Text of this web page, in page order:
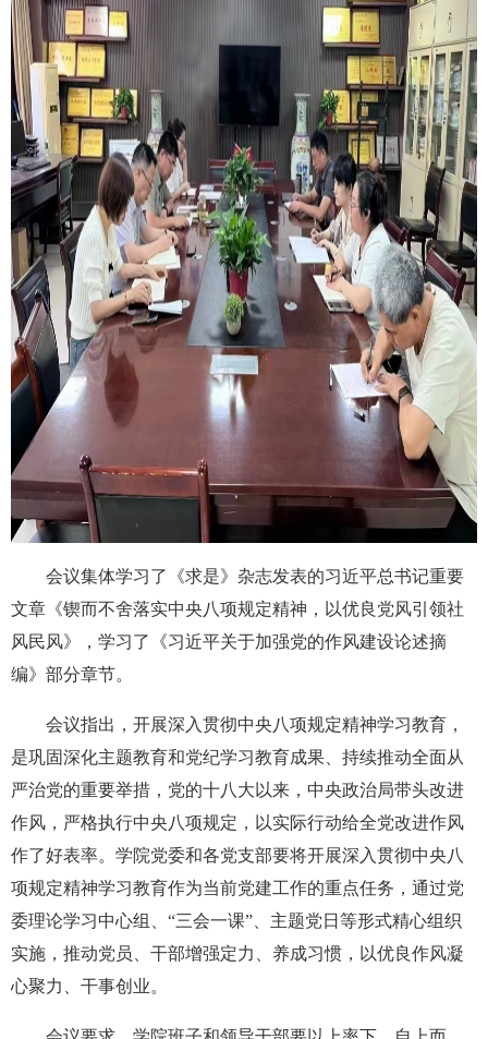
会议集体学习了《求是》杂志发表的习近平总书记重要
文章《锲而不舍落实中央八项规定精神，以优良党风引领社
风民风》，学习了《习近平关于加强党的作风建设论述摘
编》部分章节。
会议指出，开展深入贯彻中央八项规定精神学习教育，
是巩固深化主题教育和党纪学习教育成果、持续推动全面从
严治党的重要举措，党的十八大以来，中央政治局带头改进
作风，严格执行中央八项规定，以实际行动给全党改进作风
作了好表率。学院党委和各党支部要将开展深入贯彻中央八
项规定精神学习教育作为当前党建工作的重点任务，通过党
委理论学习中心组、“三会一课”、主题党日等形式精心组织
实施，推动党员、干部增强定力、养成习惯，以优良作风凝
心聚力、干事创业。